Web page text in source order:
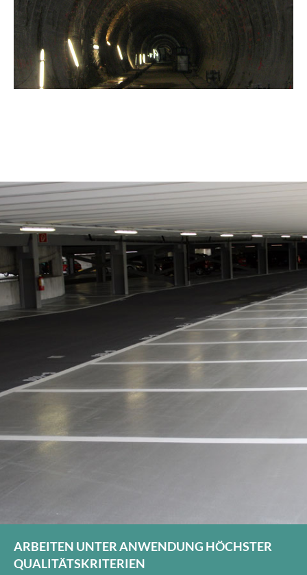
ARBEITEN UNTER ANWENDUNG HÖCHSTER
QUALITÄTSKRITERIEN